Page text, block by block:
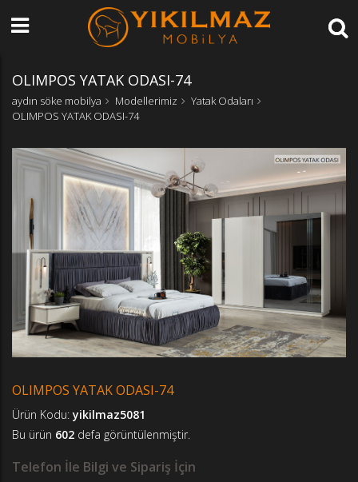
OLIMPOS YATAK ODASI-74
aydın söke mobilya Modellerimiz
Yatak Odaları
OLIMPOS YATAK ODASI-74
OLIMPOS YATAK ODASI-74
Ürün Kodu:yikilmaz5081
Bu ürün 602 defa görüntülenmiştir.
Telefon İle Bilgi ve Sipariş İçin